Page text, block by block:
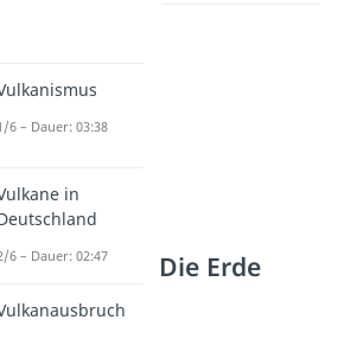
Inhalte: Die Erde
6 – Dauer: 03:38
in
6 – Dauer: 02:47